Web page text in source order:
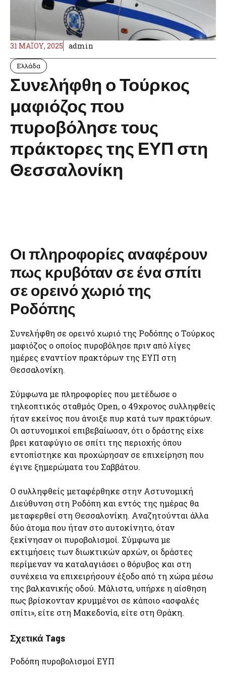
31 ΜΑΪ́ΟΥ, 2025 admin
Ελλάδα
Συνελήφθη ο Τούρκος
μαφιόζος που
πυροβόλησε τους
πράκτορες της ΕΥΠ στη
Θεσσαλονίκη
Οι πληροφορίες αναφέρουν
πως κρυβόταν σε ένα σπίτι
σε ορεινό χωριό της
Ροδόπης
Συνελήφθη σε ορεινό χωριό της Ροδόπης ο Τούρκος
μαφιόζος ο οποίος πυροβόλησε πριν από λίγες
ημέρες εναντίον πρακτόρων της ΕΥΠ στη
Θεσσαλονίκη.
Σύμφωνα με πληροφορίες που μετέδωσε ο
τηλεοπτικός σταθμός Open, ο 49χρονος συλληφθείς
ήταν εκείνος που άνοιξε πυρ κατά των πρακτόρων.
Οι αστυνομικοί επιβεβαίωσαν, ότι ο δράστης είχε
βρει καταφύγιο σε σπίτι της περιοχής όπου
εντοπίστηκε και προχώρησαν σε επιχείρηση που
έγινε ξημερώματα του Σαββάτου.
Ο συλληφθείς μεταφέρθηκε στην Αστυνομική
Διεύθυνση στη Ροδόπη και εντός της ημέρας θα
μεταφερθεί στη Θεσσαλονίκη. Αναζητούνται άλλα
δύο άτομα που ήταν στο αυτοκίνητο, όταν
ξεκίνησαν οι πυροβολισμοί. Σύμφωνα με
εκτιμήσεις των διωκτικών αρχών, οι δράστες
περίμεναν να καταλαγιάσει ο θόρυβος και στη
συνέχεια να επιχειρήσουν έξοδο από τη χώρα μέσω
της βαλκανικής οδού. Μάλιστα, υπήρχε η αίσθηση
πως βρίσκονταν κρυμμένοι σε κάποιο «ασφαλές
σπίτι», είτε στη Μακεδονία, είτε στη Θράκη.
Σχετικά Tags
Ροδόπη πυροβολισμοί ΕΥΠ